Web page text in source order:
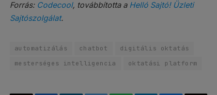
Forrás: Codecool, továbbította a Helló Sajtó! Üzleti
Sajtószolgálat.
automatizálás chatbot
digitális oktatás
mesterséges intelligencia
oktatási platform